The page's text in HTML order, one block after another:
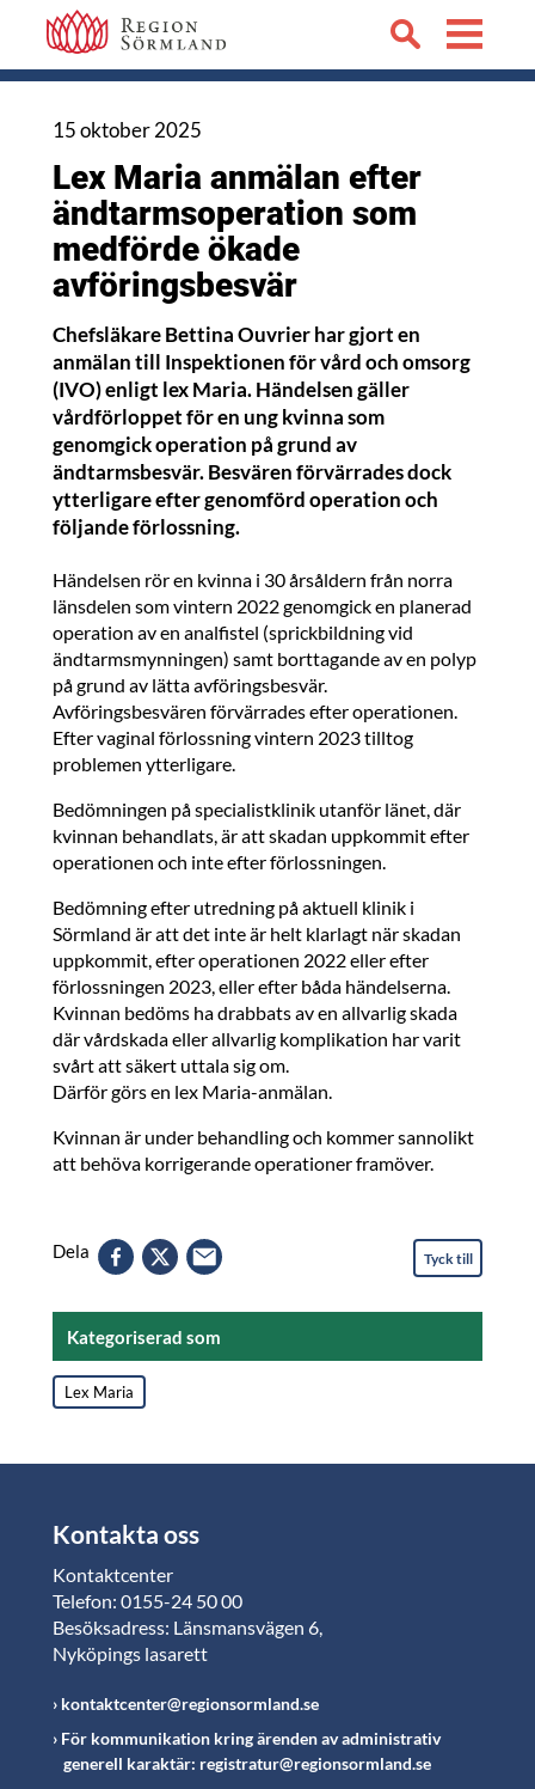
15 oktober 2025
Lex Maria anmälan efter
ändtarmsoperation som
medförde ökade
avföringsbesvär
Chefsläkare Bettina Ouvrier har gjort en
anmälan till Inspektionen för vård och omsorg
(IVO) enligt lex Maria. Händelsen gäller
vårdförloppet för en ung kvinna som
genomgick operation på grund av
ändtarmsbesvär. Besvären förvärrades dock
ytterligare efter genomförd operation och
följande förlossning.
Händelsen rör en kvinna i 30 årsåldern från norra
länsdelen som vintern 2022 genomgick en planerad
operation av en analfistel (sprickbildning vid
ändtarmsmynningen) samt borttagande av en polyp
på grund av lätta avföringsbesvär.
Avföringsbesvären förvärrades efter operationen.
Efter vaginal förlossning vintern 2023 tilltog
problemen ytterligare.
Bedömningen på specialistklinik utanför länet, där
kvinnan behandlats, är att skadan uppkommit efter
operationen och inte efter förlossningen.
Bedömning efter utredning på aktuell klinik i
Sörmland är att det inte är helt klarlagt när skadan
uppkommit, efter operationen 2022 eller efter
förlossningen 2023, eller efter båda händelserna.
Kvinnan bedöms ha drabbats av en allvarlig skada
där vårdskada eller allvarlig komplikation har varit
svårt att säkert uttala sig om.
Därför görs en lex Maria-anmälan.
Kvinnan är under behandling och kommer sannolikt
att behöva korrigerande operationer framöver.
Dela Tyck till
Kategoriserad som
Lex Maria
Kontakta oss
Kontaktcenter
Telefon: 0155-24 50 00
Besöksadress: Länsmansvägen 6,
Nyköpings lasarett
kontaktcenter@regionsormland.se
För kommunikation kring ärenden av administrativ
generell karaktär: registratur@regionsormland.se